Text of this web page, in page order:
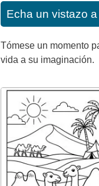
Echa un vistazo
Tómese un momento
vida a su imaginación.